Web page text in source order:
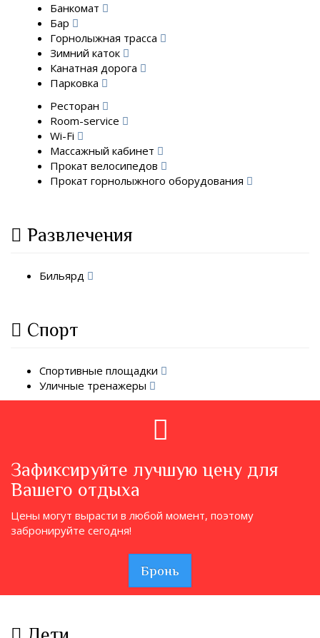
Банкомат
Бар
Горнолыжная трасса
Зимний каток
Канатная дорога
Парковка
Ресторан
Room-service
Wi-Fi
Массажный кабинет
Прокат велосипедов
Прокат горнолыжного оборудования
Развлечения
Бильярд
Спорт
Спортивные площадки
Уличные тренажеры
Зафиксируйте лучшую цену для
Вашего отдыха
Цены могут вырасти в любой момент, поэтому
забронируйте сегодня!
Бронь